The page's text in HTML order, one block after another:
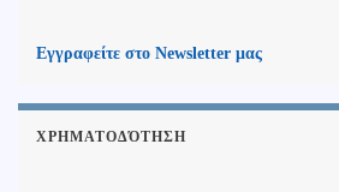
Εγγραφείτε στο Newsletter μας
ΧΡΗΜΑΤΟΔΌΤΗΣΗ